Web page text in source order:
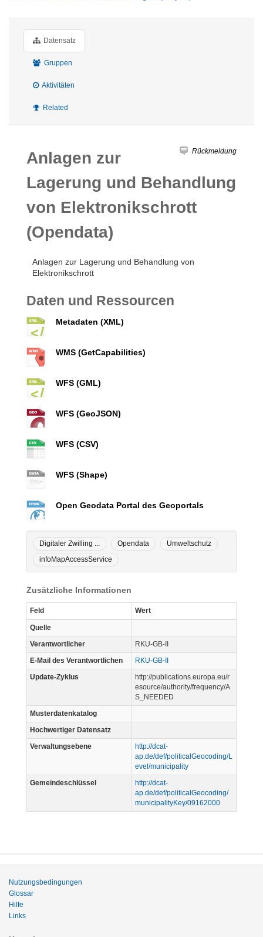
Datensatz
Gruppen
Aktivitäten
Related
Rückmeldung
Anlagen zur
Lagerung und Behandlung
von Elektronikschrott
(Opendata)
Anlagen zur Lagerung und Behandlung von
Elektronikschrott
Daten und Ressourcen
Metadaten (XML)
WMS (GetCapabilities)
WFS (GML)
WFS (GeoJSON)
WFS (CSV)
WFS (Shape)
Open Geodata Portal des Geoportals
Digitaler Zwilling ... Opendata
Umweltschutz
infoMapAccessService
Zusätzliche Informationen
Feld Wert
Quelle
Verantwortlicher
RKU-GB-II
E-Mail des Verantwortlichen
RKU-GB-II
Update-Zyklus
http://publications.europa.eu/r
esource/authority/frequency/A
S_NEEDED
Musterdatenkatalog
Hochwertiger Datensatz
Verwaltungsebene
http://dcat-
ap.de/def/politicalGeocoding/L
evel/municipality
Gemeindeschlüssel
http://dcat-
ap.de/def/politicalGeocoding/
municipalityKey/09162000
Nutzungsbedingungen
Glossar
Hilfe
Links